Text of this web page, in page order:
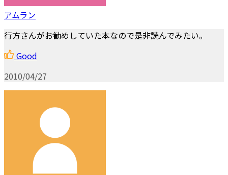
アムラン
行方さんがお勧めしていた本なので是非読んでみたい。
Good
2010/04/27